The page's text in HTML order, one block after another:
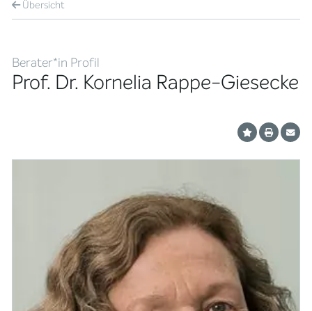
Übersicht
Berater*in Profil
Prof. Dr. Kornelia Rappe-Giesecke